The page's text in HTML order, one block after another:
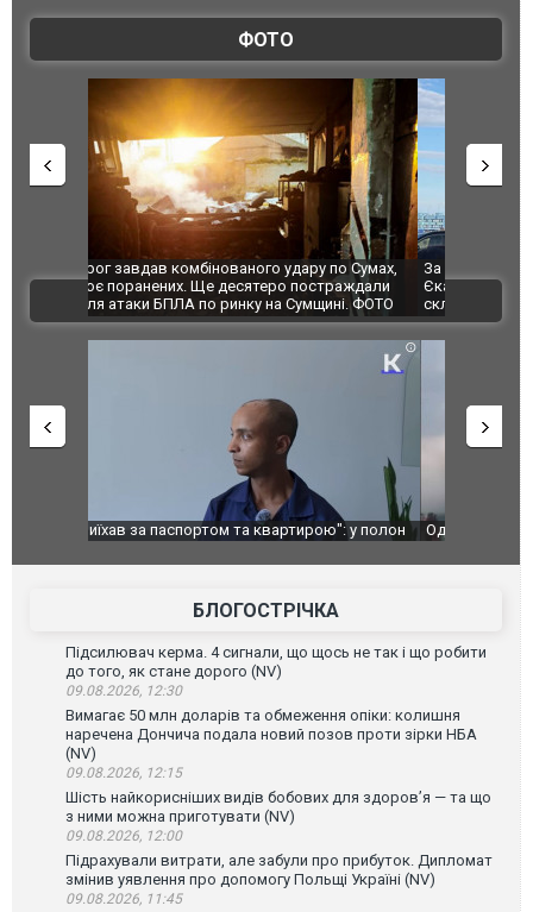
ФОТО
За 2000 кілометрів від кордону з Україною: в
Єкатеринбурзі після атаки дронів загорівся
склад Wildberries. ФОТО. ВІДЕО
"Мої
ВІДЕО
Одесу накрила потужна злива з градом та
Вже
БЛОГОСТРІЧКА
Підсилювач керма. 4 сигнали, що щось не так і що робити
до того, як стане дорого (NV)
09.08.2026, 12:30
Вимагає 50 млн доларів та обмеження опіки: колишня
наречена Дончича подала новий позов проти зірки НБА
(NV)
09.08.2026, 12:15
Шість найкорисніших видів бобових для здоров’я — та що
з ними можна приготувати (NV)
09.08.2026, 12:00
Підрахували витрати, але забули про прибуток. Дипломат
змінив уявлення про допомогу Польщі Україні (NV)
09.08.2026, 11:45